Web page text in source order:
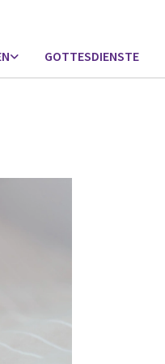
GOTTESDIENSTE